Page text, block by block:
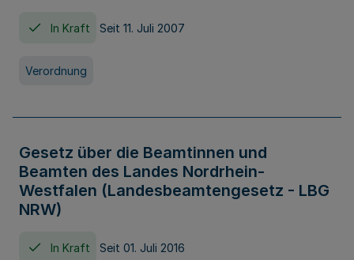
In Kraft Seit 11. Juli 2007
Verordnung
Gesetz über die Beamtinnen und
Beamten des Landes Nordrhein-
Westfalen (Landesbeamtengesetz - LBG
NRW)
In Kraft Seit 01. Juli 2016